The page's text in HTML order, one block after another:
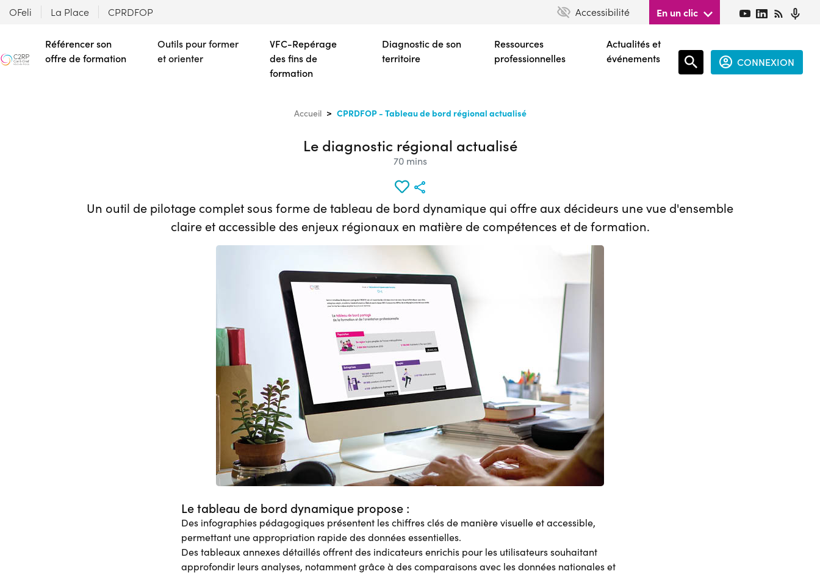
contenu
principal
OFeli La Place CPRDFOP Accessibilité En un clic
Référencer son
offre de formation
Outils pour former
et orienter
VFC-Repérage
des fins de
formation
Diagnostic de son
territoire
Ressources
professionnelles
Actualités et
événements
CONNEXION
Accueil CPRDFOP - Tableau de bord régional actualisé
Le diagnostic régional actualisé
70 mins
Un outil de pilotage complet sous forme de tableau de bord dynamique qui offre aux décideurs une vue d'ensemble
claire et accessible des enjeux régionaux en matière de compétences et de formation.
Le tableau de bord dynamique propose :
Des infographies pédagogiques présentent les chiffres clés de manière visuelle et accessible,
permettant une appropriation rapide des données essentielles.
Des tableaux annexes détaillés offrent des indicateurs enrichis pour les utilisateurs souhaitant
approfondir leurs analyses, notamment grâce à des comparaisons avec les données nationales et